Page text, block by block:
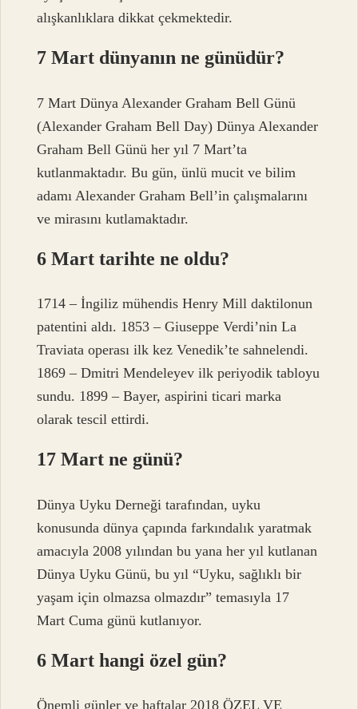
alışkanlıklara dikkat çekmektedir.
7 Mart dünyanın ne günüdür?
7 Mart Dünya Alexander Graham Bell Günü
(Alexander Graham Bell Day) Dünya Alexander
Graham Bell Günü her yıl 7 Mart’ta
kutlanmaktadır. Bu gün, ünlü mucit ve bilim
adamı Alexander Graham Bell’in çalışmalarını
ve mirasını kutlamaktadır.
6 Mart tarihte ne oldu?
1714 – İngiliz mühendis Henry Mill daktilonun
patentini aldı. 1853 – Giuseppe Verdi’nin La
Traviata operası ilk kez Venedik’te sahnelendi.
1869 – Dmitri Mendeleyev ilk periyodik tabloyu
sundu. 1899 – Bayer, aspirini ticari marka
olarak tescil ettirdi.
17 Mart ne günü?
Dünya Uyku Derneği tarafından, uyku
konusunda dünya çapında farkındalık yaratmak
amacıyla 2008 yılından bu yana her yıl kutlanan
Dünya Uyku Günü, bu yıl “Uyku, sağlıklı bir
yaşam için olmazsa olmazdır” temasıyla 17
Mart Cuma günü kutlanıyor.
6 Mart hangi özel gün?
Önemli günler ve haftalar 2018 ÖZEL VE ​​